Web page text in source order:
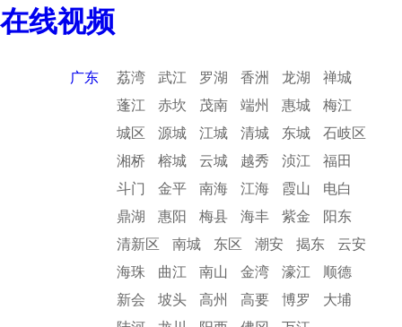
在线视频
广东 荔湾 武江 罗湖 香洲 龙湖
禅城
蓬江
赤坎 茂南 端州 惠城
梅江
城区
源城 江城 清城 东城
石岐区
湘桥
榕城 云城 越秀 浈江
福田
斗门
金平 南海 江海 霞山
电白
鼎湖
惠阳 梅县 海丰 紫金
阳东
清新区
南城 东区 潮安 揭东
云安
海珠
曲江 南山 金湾 濠江
顺德
新会
坡头 高州 高要 博罗
大埔